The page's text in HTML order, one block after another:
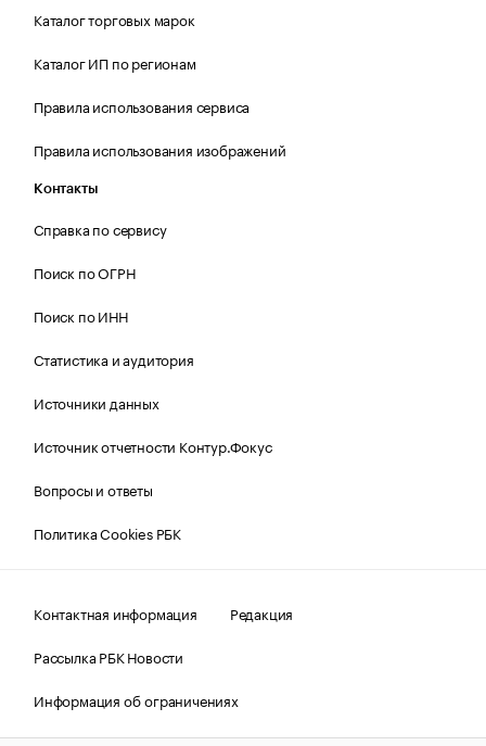
Каталог торговых марок
Каталог ИП по регионам
Правила использования сервиса
Правила использования изображений
Контакты
Справка по сервису
Поиск по ОГРН
Поиск по ИНН
Статистика и аудитория
Источники данных
Источник отчетности Контур.Фокус
Вопросы и ответы
Политика Cookies РБК
Контактная информация
Редакция
Рассылка РБК Новости
Информация об ограничениях